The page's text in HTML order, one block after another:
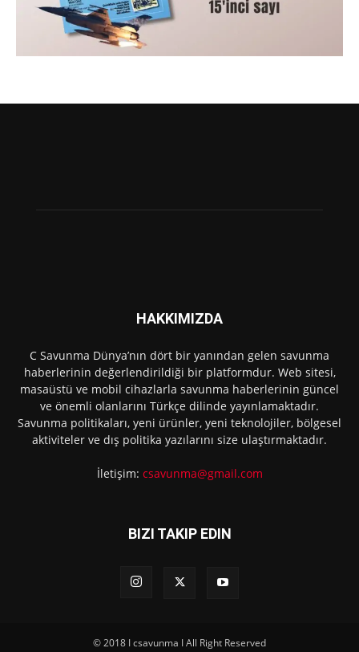
HAKKIMIZDA
C Savunma Dünya’nın dört bir yanından gelen savunma
haberlerinin değerlendirildiği bir platformdur. Web sitesi,
masaüstü ve mobil cihazlarla savunma haberlerinin güncel
ve önemli olanlarını Türkçe dilinde yayınlamaktadır.
Savunma politikaları, yeni ürünler, yeni teknolojiler, bölgesel
aktiviteler ve dış politika yazılarını size ulaştırmaktadır.
İletişim: csavunma@gmail.com
BIZI TAKIP EDIN
© 2018 I csavunma I All Right Reserved